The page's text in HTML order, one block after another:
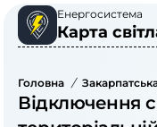
Енергосистема
Карта
Головна /
Відключення